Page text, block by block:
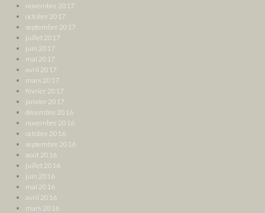
novembre 2017
octobre 2017
septembre 2017
juillet 2017
juin 2017
mai 2017
avril 2017
mars 2017
février 2017
janvier 2017
décembre 2016
novembre 2016
octobre 2016
septembre 2016
août 2016
juillet 2016
juin 2016
mai 2016
avril 2016
mars 2016